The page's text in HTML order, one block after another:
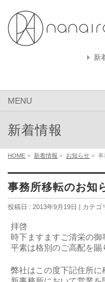
新
MENU
新着情報
HOME » 新着情報 » お知らせ » 事
事務所移転のお知
投稿日 : 2013年9月19日 | カテゴ
拝啓
時下ますますご清栄の御
平素は格別のご高配を賜
弊社はこの度下記住所